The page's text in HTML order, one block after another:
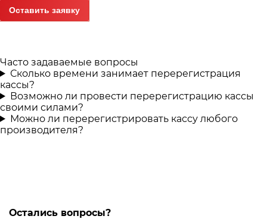
Оставить заявку
Часто задаваемые вопросы
Сколько времени занимает перерегистрация
кассы?
Возможно ли провести перерегистрацию кассы
своими силами?
Можно ли перерегистрировать кассу любого
производителя?
Остались вопросы?